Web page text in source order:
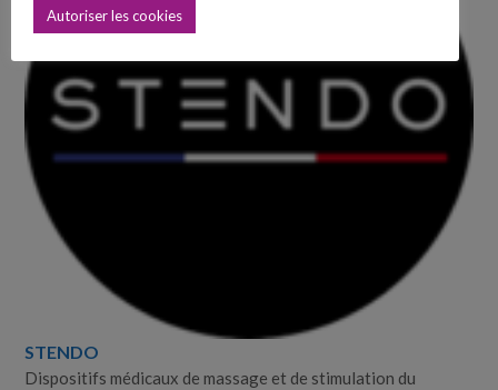
STENDO
Dispositifs médicaux de massage et de stimulation du
Autoriser les cookies